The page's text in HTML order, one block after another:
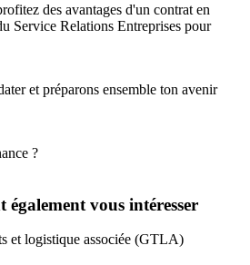
des avantages d'un contrat en
Service Relations Entreprises pour
et préparons ensemble ton avenir
?
également vous intéresser
et logistique associée (GTLA)